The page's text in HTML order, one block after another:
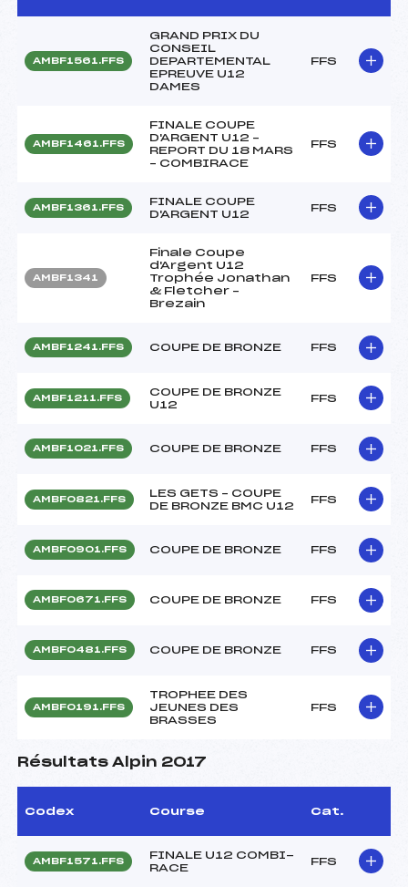
AMBF1561.FFS
GRAND PRIX DU
CONSEIL
DEPARTEMENTAL
EPREUVE U12
DAMES
FFS
AMBF1461.FFS
FINALE COUPE
D'ARGENT U12 –
REPORT DU 18 MARS
– COMBIRACE
FFS
AMBF1361.FFS
FINALE COUPE
D'ARGENT U12
FFS
AMBF1341
Finale Coupe
d'Argent U12
Trophée Jonathan
& Fletcher –
Brezain
FFS
AMBF1241.FFS COUPE DE BRONZE FFS
AMBF1211.FFS
COUPE DE BRONZE
U12
FFS
AMBF1021.FFS COUPE DE BRONZE FFS
AMBF0821.FFS
LES GETS – COUPE
DE BRONZE BMC U12
FFS
AMBF0901.FFS COUPE DE BRONZE FFS
AMBF0671.FFS COUPE DE BRONZE FFS
AMBF0481.FFS COUPE DE BRONZE FFS
AMBF0191.FFS
TROPHEE DES
JEUNES DES
BRASSES
FFS
Résultats Alpin 2017
Codex Course Cat.
AMBF1571.FFS
FINALE U12 COMBI-
RACE
FFS